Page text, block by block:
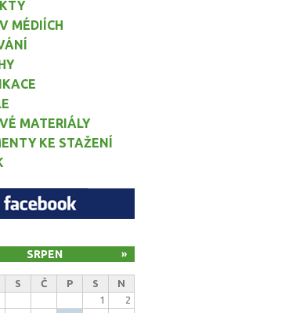
MÉDIÍCH
MATERIÁLY
KE STAŽENÍ
SRPEN »
S Č P S
N
1
2